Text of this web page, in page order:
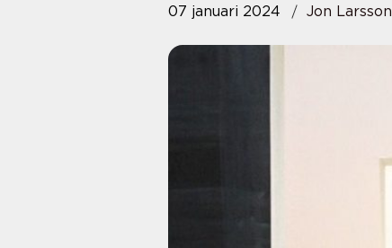
07 januari 2024 Jon Larsson